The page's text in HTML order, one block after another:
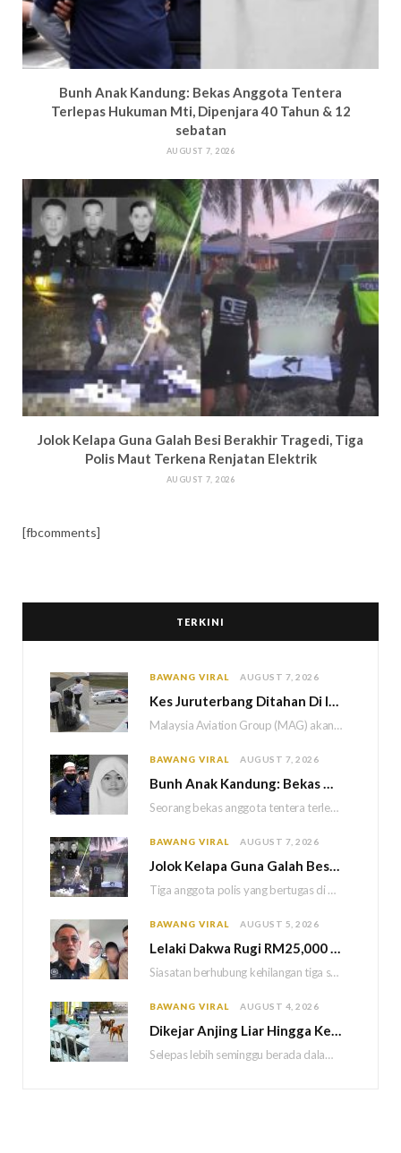
Bunh Anak Kandung: Bekas Anggota Tentera
Terlepas Hukuman Mti, Dipenjara 40 Tahun & 12
sebatan
AUGUST 7, 2026
Jolok Kelapa Guna Galah Besi Berakhir Tragedi, Tiga
Polis Maut Terkena Renjatan Elektrik
AUGUST 7, 2026
[fbcomments]
TERKINI
BAWANG VIRAL AUGUST 7, 2026
Kes Juruterbang Ditahan Di Indonesia, MAG Wajibkan Saringan Dadah 1,260 Juruterbang Malaysia Airlines
Malaysia Aviation Group (MAG) akan melaksanakan saringan dadah mandatori terhadap semua juruterbang Malaysia Airlines sebagai…
BAWANG VIRAL AUGUST 7, 2026
Bunh Anak Kandung: Bekas Anggota Tentera Terlepas Hukuman M
Seorang bekas anggota tentera terlepas daripada hukuman gantung selepas Mahkamah Persekutuan memutuskan untuk menggantikan hukuman…
BAWANG VIRAL AUGUST 7, 2026
Jolok Kelapa Guna Galah Besi Berakhir Tragedi, Tiga Polis Maut Terkena Renjatan Elektrik
Tiga anggota polis yang bertugas di Balai Polis Weston maut selepas dipercayai terkena renjatan elektrik…
BAWANG VIRAL AUGUST 5, 2026
Lelaki Dakwa Rugi RM25,000 Akibat Hutang Kutu, Polis Siasat Kaitan Dengan Kehilangan Tiga Beranak
Siasatan berhubung kehilangan tiga sekeluarga di Bukit Kayu Hitam kini memasuki perkembangan baharu apabila polis…
BAWANG VIRAL AUGUST 4, 2026
Dikejar Anjing Liar Hingga Kemalangan, Mekanik Berdepan Risiko Kecederaan Otak Kekal
Selepas lebih seminggu berada dalam keadaan koma akibat kemalangan dipercayai berpunca daripada kejadian dikejar sekumpulan…